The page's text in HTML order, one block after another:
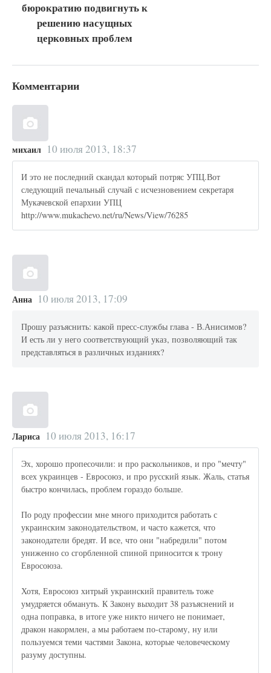
бюрократию подвигнуть к
решению насущных
церковных проблем
Комментарии
михаил 10 июля 2013, 18:37
И это не последний скандал который потряс УПЦ.Вот
следующий печальный случай с исчезновением секретаря
Мукачевской епархии УПЦ
http://www.mukachevo.net/ru/News/View/76285
Анна 10 июля 2013, 17:09
Прошу разъяснить: какой пресс-службы глава - В.Анисимов?
И есть ли у него соответствующий указ, позволяющий так
представляться в различных изданиях?
Лариса 10 июля 2013, 16:17
Эх, хорошо пропесочили: и про раскольников, и про "мечту"
всех украинцев - Евросоюз, и про русский язык. Жаль, статья
быстро кончилась, проблем гораздо больше.
По роду профессии мне много приходится работать с
украинским законодательством, и часто кажется, что
законодатели бредят. И все, что они "набредили" потом
униженно со сгорбленной спиной приносится к трону
Евросоюза.
Хотя, Евросоюз хитрый украинский правитель тоже
умудряется обмануть. К Закону выходит 38 разъяснений и
одна поправка, в итоге уже никто ничего не понимает,
дракон накормлен, а мы работаем по-старому, ну или
пользуемся теми частями Закона, которые человеческому
разуму доступны.